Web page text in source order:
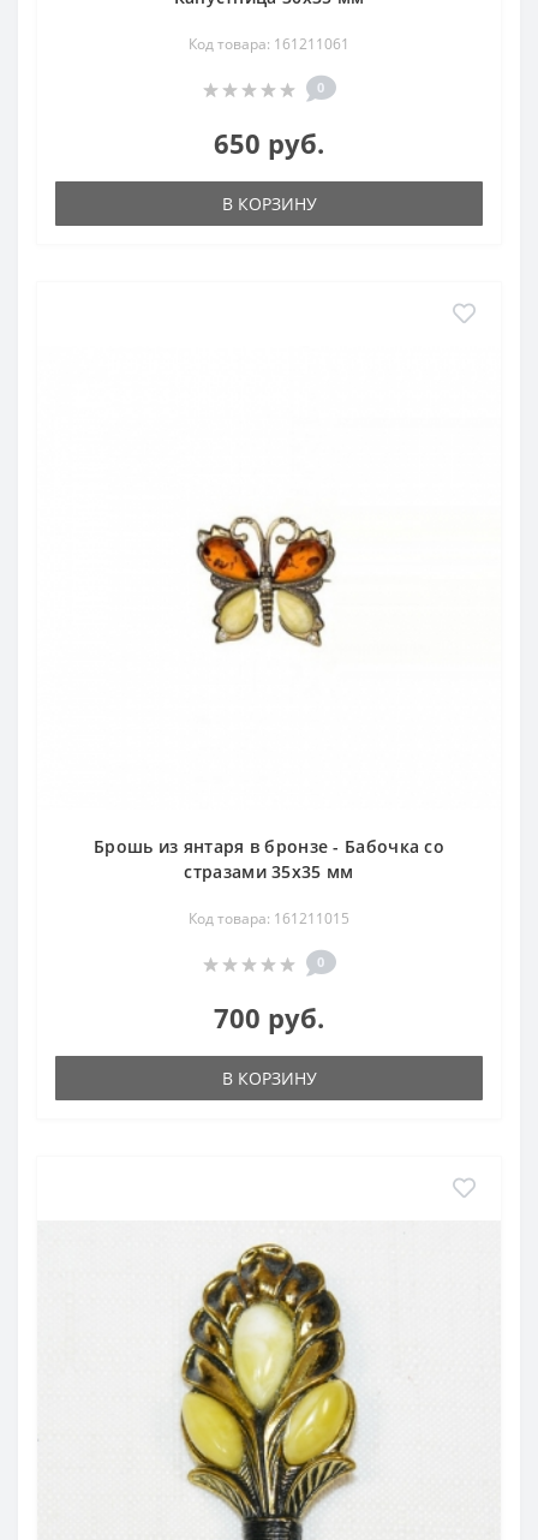
Код товара: 161211061
0
650 руб.
В КОРЗИНУ
Брошь из янтаря в бронзе - Бабочка со
стразами 35х35 мм
Код товара: 161211015
0
700 руб.
В КОРЗИНУ